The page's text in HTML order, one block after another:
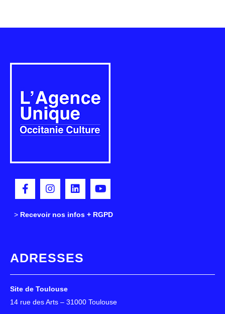
> Recevoir nos infos + RGPD
ADRESSES
Site de Toulouse
14 rue des Arts – 31000 Toulouse